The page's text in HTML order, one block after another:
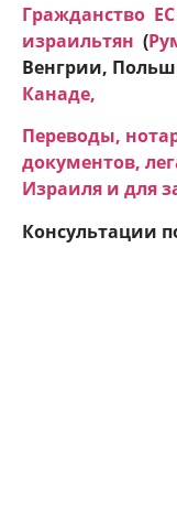
Гражданство
израильтян (
Венгрии,
Канаде,
Переводы,
документов,
Израиля и для
Консультации